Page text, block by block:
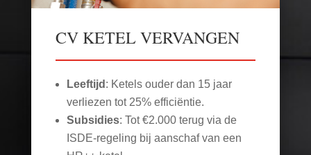
CV KETEL VERVANGEN
Leeftijd : Ketels ouder dan 15 jaar
verliezen tot 25% efficiëntie.
Subsidies: Tot €2.000 terug via de
ISDE-regeling bij aanschaf van een